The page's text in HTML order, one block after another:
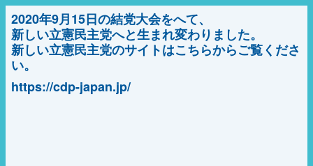
2020年9月15日の結党大会をへて、
新しい立憲民主党へと生まれ変わりました。
新しい立憲民主党のサイトはこちらからご覧くださ
い。
https://cdp-japan.jp/